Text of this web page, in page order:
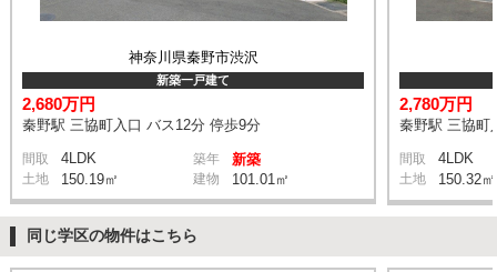
神奈川県秦野市渋沢
新築一戸建て
2,680万円
秦野駅 三協町入口 バス12分 停歩9分
間取 4LDK 築年 新築
土地 150.19㎡ 建物 101.01㎡
2,780万円
秦野駅 三協町
間取 4LDK
土地 150.32㎡
同じ学区の物件はこちら